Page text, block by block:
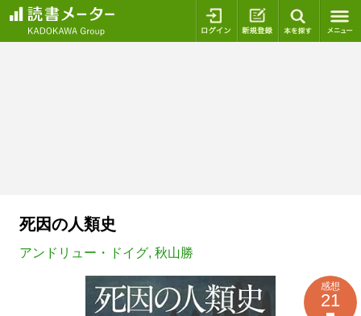
ログイン 新規登録
死因の人類史
アンドリュー・ドイグ, 秋山勝
感想
21